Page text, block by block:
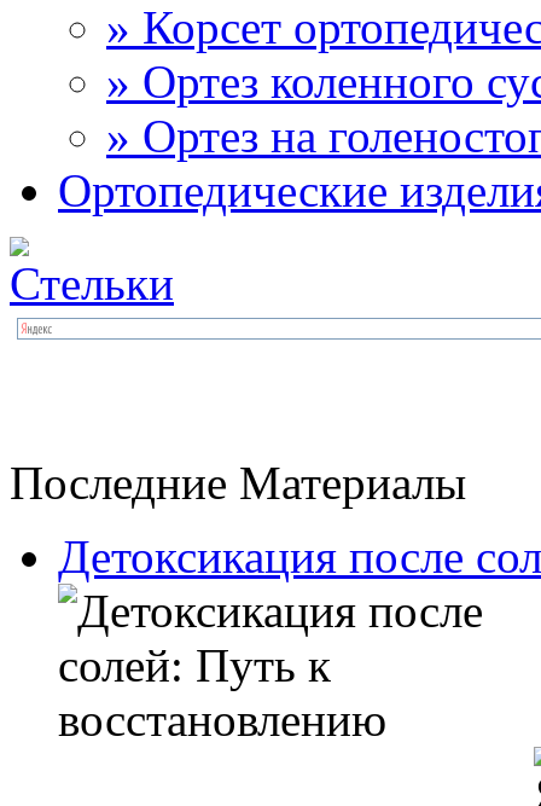
» Корсет
» Ортез коленного
» Ортез на
Ортопедические
Последние Материалы
Детоксикация после